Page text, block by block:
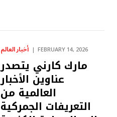
أخبار العالم FEBRUARY 14, 2026
مارك كارني يتصدر
عناوين الأخبار
العالمية من
التعريفات الجمركية